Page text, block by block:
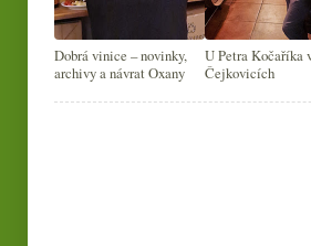
Dobrá vinice – novinky,
archivy a návrat Oxany
U Petra Kočaříka
Čejkovicích